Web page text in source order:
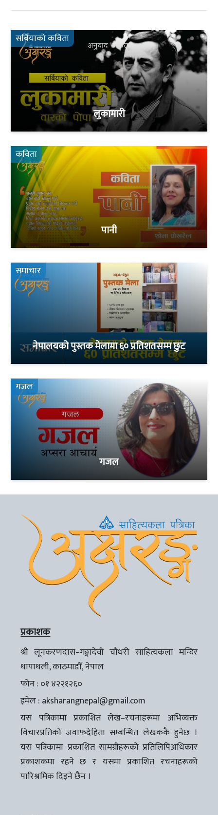
सर्बियाको कविता
लुकामारी
कविता
पानी
समाचार
नेपालयको पुस्तक मेलामा ६० प्रतिशतसम्म छुट
गजल
गजल
प्रकाशक
श्री लूनकरणदास–गङ्गादेवी चौधरी साहित्यकला मन्दिर
थापाथली, काठमाडौँ, नेपाल
फोन : ०१ ४२२१२६०
इमेल : aksharangnepal@gmail.com
यस पत्रिकामा प्रकाशित लेख–रचनाहरूमा अभिव्यक्त
विचारप्रतिको जवाफदेहिता सम्बन्धित लेखककै हुनेछ ।
यस पत्रिकामा प्रकाशित सामग्रीहरूको प्रतिलिपिअधिकार
प्रकाशकमा रहने छ र यसमा प्रकाशित रचनाहरूको
पारिश्रमिक दिइने छैन ।